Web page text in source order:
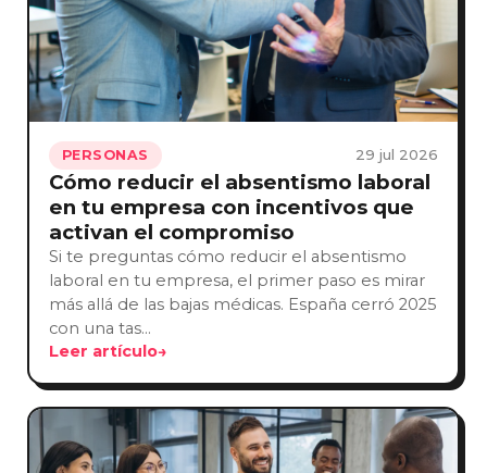
PERSONAS 29 jul 2026
Cómo reducir el absentismo laboral
en tu empresa con incentivos que
activan el compromiso
Si te preguntas cómo reducir el absentismo
laboral en tu empresa, el primer paso es mirar
más allá de las bajas médicas. España cerró 2025
con una tas…
Leer artículo→